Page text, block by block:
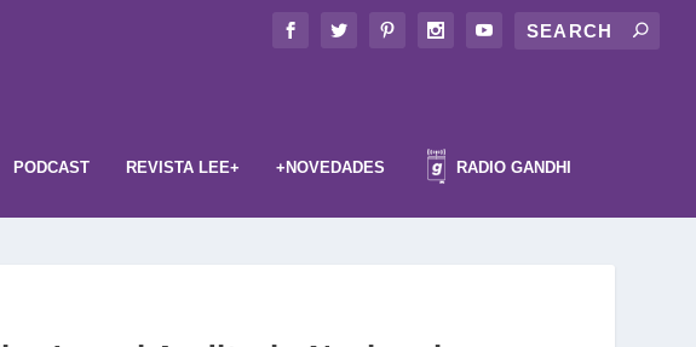
PODCAST REVISTA LEE+ +NOVEDADES RADIO GANDHI